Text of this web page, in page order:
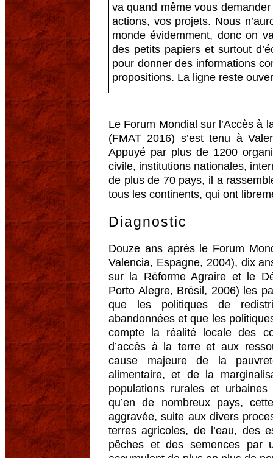
va quand même vous demander
actions, vos projets. Nous
monde évidemment, donc on
des petits papiers et surtout
pour donner des informations
propositions. La ligne reste
Le Forum Mondial sur l’Accès à
(FMAT 2016) s’est tenu à
Appuyé par plus de 1200
civile, institutions nationales,
de plus de 70 pays, il a
tous les continents, qui ont
Diagnostic
Douze ans après le Forum
Valencia, Espagne, 2004), dix
sur la Réforme Agraire et le
Porto Alegre, Brésil, 2006) les
que les politiques de
abandonnées et que les
compte la réalité locale des
d’accès à la terre et aux
cause majeure de la
alimentaire, et de la
populations rurales et
qu’en de nombreux pays,
aggravée, suite aux divers
terres agricoles, de l’eau, des
pêches et des semences par